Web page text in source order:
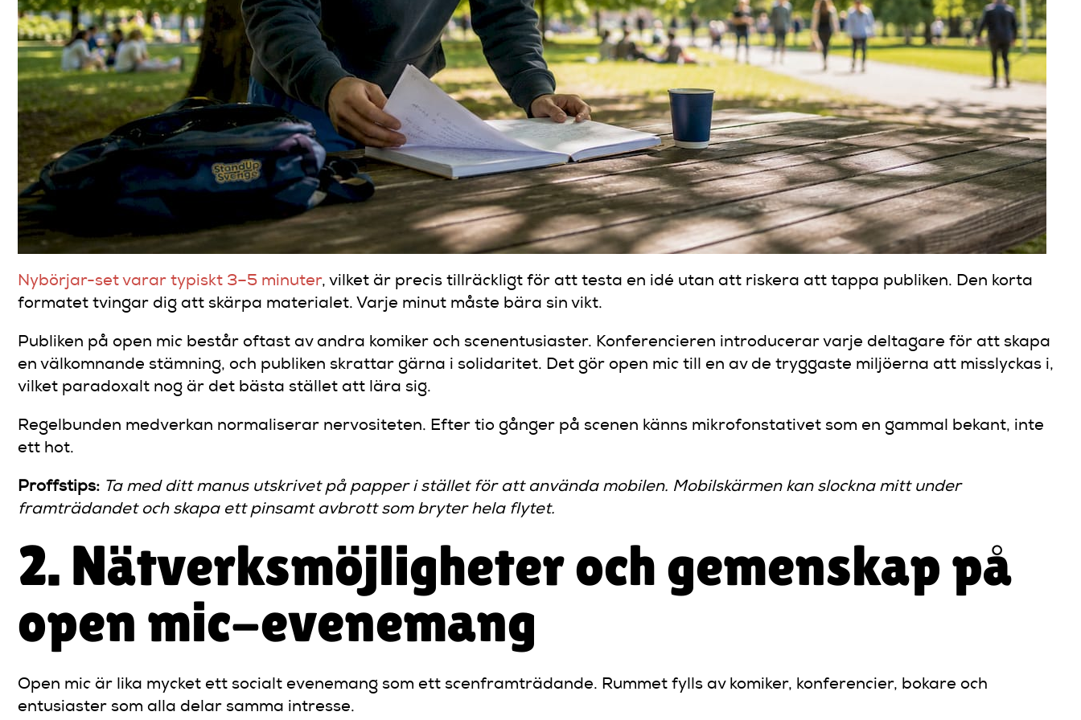
Nybörjar-set varar typiskt 3–5 minuter, vilket är precis tillräckligt för att testa en idé utan att riskera att tappa publiken. Den korta
formatet tvingar dig att skärpa materialet. Varje minut måste bära sin vikt.
Publiken på open mic består oftast av andra komiker och scenentusiaster. Konferencieren introducerar varje deltagare för att skapa
en välkomnande stämning, och publiken skrattar gärna i solidaritet. Det gör open mic till en av de tryggaste miljöerna att misslyckas i,
vilket paradoxalt nog är det bästa stället att lära sig.
Regelbunden medverkan normaliserar nervositeten. Efter tio gånger på scenen känns mikrofonstativet som en gammal bekant, inte
ett hot.
Proffstips: Ta med ditt manus utskrivet på papper i stället för att använda mobilen. Mobilskärmen kan slockna mitt under
framträdandet och skapa ett pinsamt avbrott som bryter hela flytet.
2. Nätverksmöjligheter och gemenskap på
open mic-evenemang
Open mic är lika mycket ett socialt evenemang som ett scenframträdande. Rummet fylls av komiker, konferencier, bokare och
entusiaster som alla delar samma intresse.